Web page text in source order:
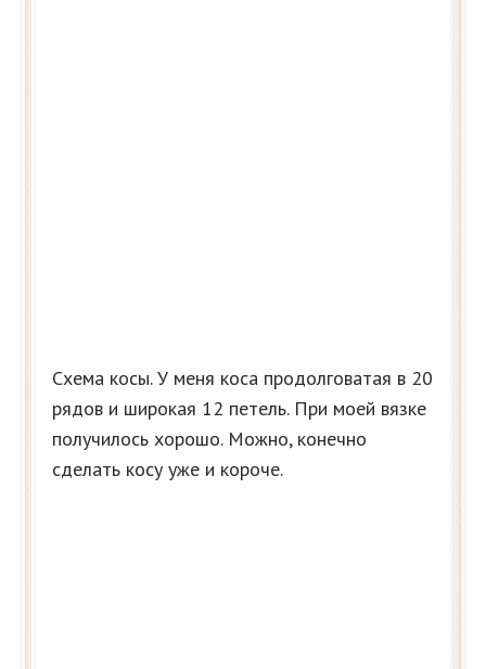
Схема косы. У меня коса продолговатая в 20
рядов и широкая 12 петель. При моей вязке
получилось хорошо. Можно, конечно
сделать косу уже и короче.